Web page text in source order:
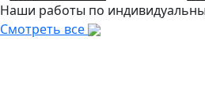
Наши работы по
Смотреть все